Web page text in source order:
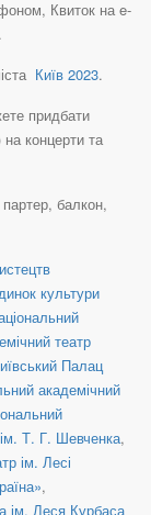
Квиток на e-
Київ 2023.
придбати
концерти та
балкон,
культури
театр
Палац
академічний
Т. Г. Шевченка,
ім. Лесі
,
ім. Леся Курбаса